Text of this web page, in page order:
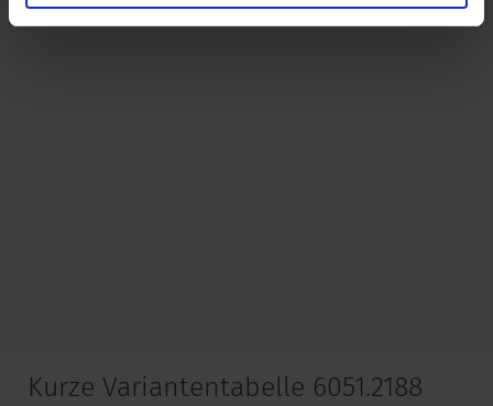
Kurze Variantentabelle 6051.2188